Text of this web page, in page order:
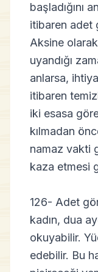
başladığını
itibaren adet
Aksine olarak
uyandığı
anlarsa,
itibaren
iki esasa
kılmadan
namaz vakti
kaza etmesi
126- Adet
kadın, dua
okuyabilir.
edebilir. Bu